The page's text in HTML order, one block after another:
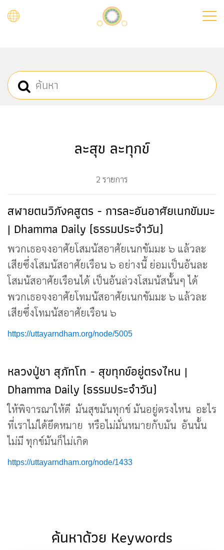
ละสุข ละทุกข์
2 รายการ
สฬายตนวิภังคสูตร - การละอันอาศัยเนกขัมมะ
| Dhamma Daily (ธรรมประจำวัน)
พวกเธอจงอาศัยโสมนัสอาศัยเนกขัมมะ ๖ แล้วละ
เสียซึ่งโสมนัสอาศัยเรือน ๖ อย่างนี้ ย่อมเป็นอันละ
โสมนัสอาศัยเรือนได้ เป็นอันล่วงโสมนัสนั้นๆ ได้
พวกเธอจงอาศัยโทมนัสอาศัยเนกขัมมะ ๖ แล้วละ
เสียซึ่งโทมนัสอาศัยเรือน ๖
https://uttayarndham.org/node/5005
หลวงปู่ชา สุภัทโท - สุขทุกข์อยู่ตรงไหน |
Dhamma Daily (ธรรมประจำวัน)
ให้พิจารณาให้ดี มันสุขมันทุกข์ มันอยู่ตรงไหน อะไร
ที่เราไม่ได้ยึดหมาย หรือไม่มั่นหมายกับมัน อันนั้น
ไม่มี ทุกข์มันก็ไม่เกิด
https://uttayarndham.org/node/1433
ค้นหาด้วย Keywords